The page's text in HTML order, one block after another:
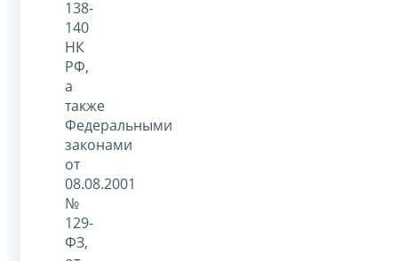
138-
140
НК
РФ,
а
также
Федеральными
законами
от
08.08.2001
№
129-
ФЗ,